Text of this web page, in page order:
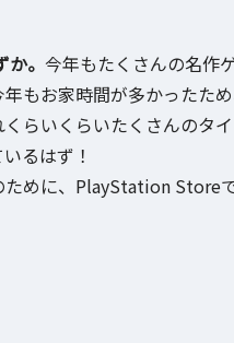
。 今年もたくさんの名作
もお家時間が多かったた
らいくらいたくさんのタ
るはず！
ために、PlayStation Store